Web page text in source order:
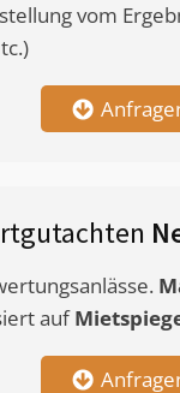
vom
auf